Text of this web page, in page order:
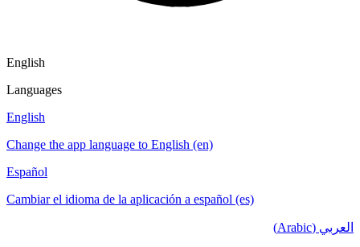
English
Languages
English
Change the app language to English (en)
Español
Cambiar el idioma de la aplicación a español (es)
العربي (Arabic)